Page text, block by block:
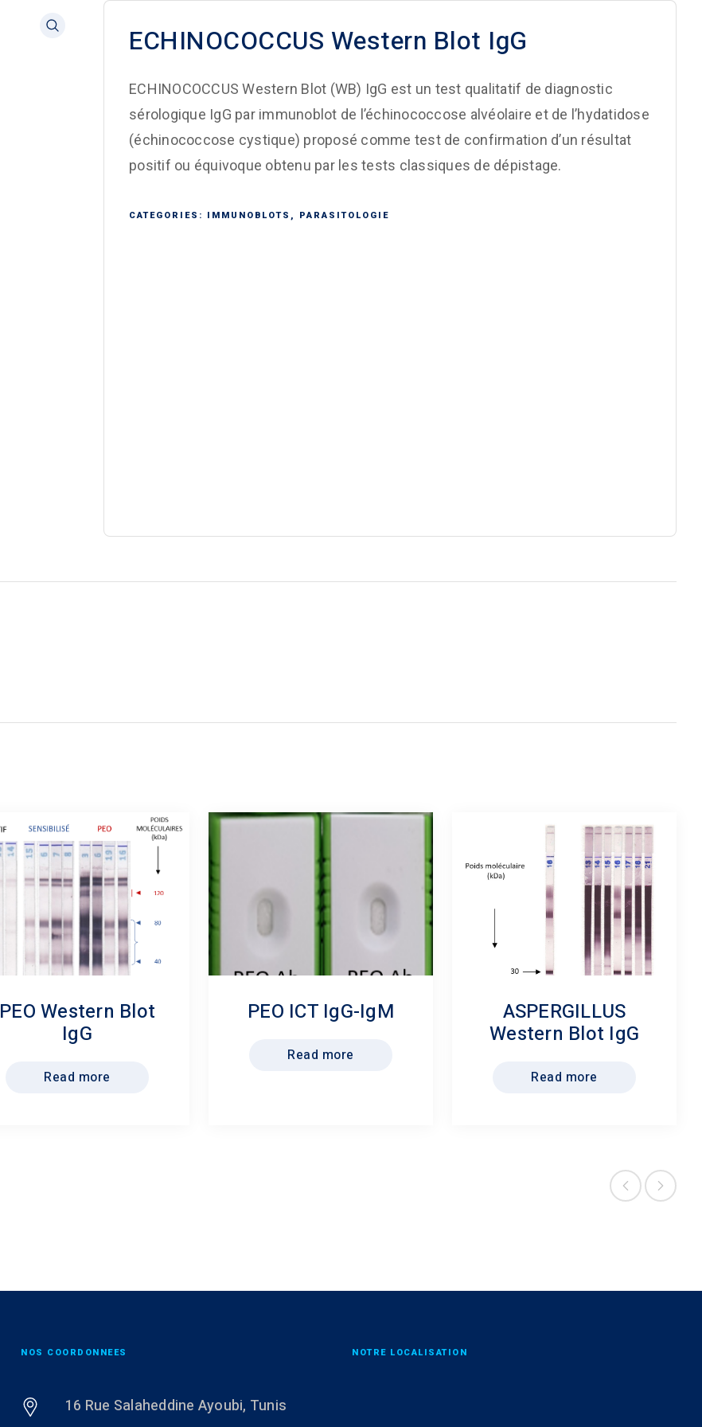
ECHINOCOCCUS Western Blot IgG
ECHINOCOCCUS Western Blot (WB) IgG est un test qualitatif de diagnostic
sérologique IgG par immunoblot de l’échinococcose alvéolaire et de l’hydatidose
(échinococcose cystique) proposé comme test de confirmation d’un résultat
positif ou équivoque obtenu par les tests classiques de dépistage.
CATEGORIES: IMMUNOBLOTS , PARASITOLOGIE
PEO Western Blot
IgG
Read more
PEO ICT IgG-IgM
Read more
ASPERGILLUS
Western Blot IgG
Read more
NOS COORDONNEES
16 Rue Salaheddine Ayoubi, Tunis
NOTRE LOCALISATION